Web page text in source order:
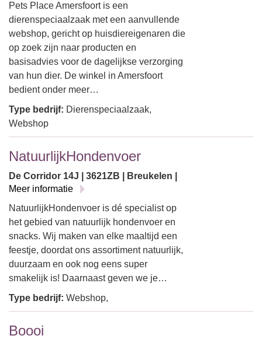
Pets Place Amersfoort is een
dierenspeciaalzaak met een aanvullende
webshop, gericht op huisdiereigenaren die
op zoek zijn naar producten en
basisadvies voor de dagelijkse verzorging
van hun dier. De winkel in Amersfoort
bedient onder meer…
Type bedrijf: Dierenspeciaalzaak,
Webshop
NatuurlijkHondenvoer
De Corridor 14J | 3621ZB | Breukelen |
Meer informatie
NatuurlijkHondenvoer is dé specialist op
het gebied van natuurlijk hondenvoer en
snacks. Wij maken van elke maaltijd een
feestje, doordat ons assortiment natuurlijk,
duurzaam en ook nog eens super
smakelijk is! Daarnaast geven we je…
Type bedrijf: Webshop,
Boooi